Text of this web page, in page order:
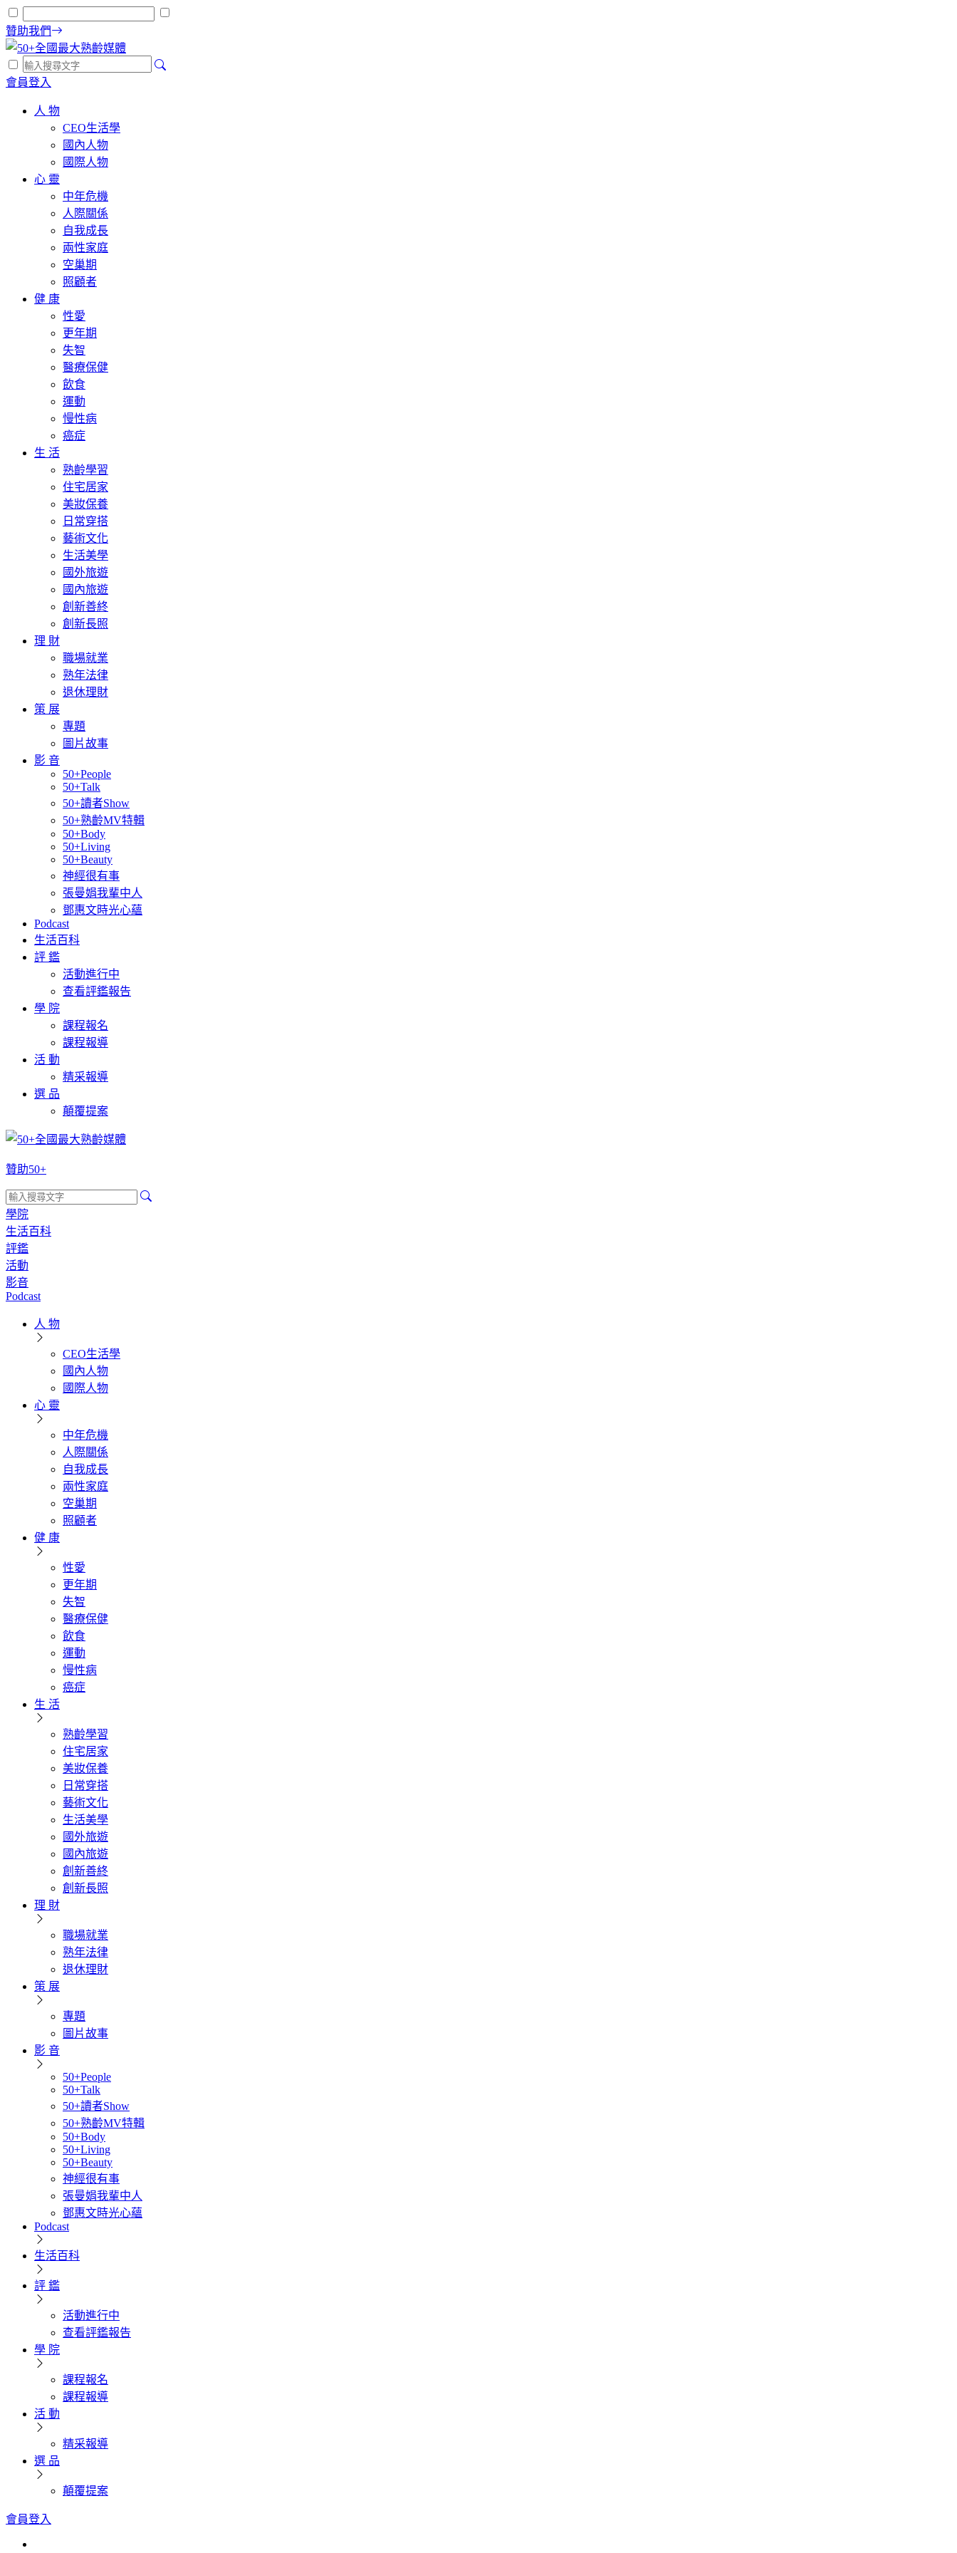
贊助我們
會員登入
人 物
CEO生活學
國內人物
國際人物
心 靈
中年危機
人際關係
自我成長
兩性家庭
空巢期
照顧者
健 康
性愛
更年期
失智
醫療保健
飲食
運動
慢性病
癌症
生 活
熟齡學習
住宅居家
美妝保養
日常穿搭
藝術文化
生活美學
國外旅遊
國內旅遊
創新善終
創新長照
理 財
職場就業
熟年法律
退休理財
策 展
專題
圖片故事
影 音
50+People
50+Talk
50+讀者Show
50+熟齡MV特輯
50+Body
50+Living
50+Beauty
神經很有事
張曼娟我輩中人
鄧惠文時光心蘊
Podcast
生活百科
評 鑑
活動進行中
查看評鑑報告
學 院
課程報名
課程報導
活 動
精采報導
選 品
顛覆提案
贊助50+
學院
生活百科
評鑑
活動
影音
Podcast
人 物
CEO生活學
國內人物
國際人物
心 靈
中年危機
人際關係
自我成長
兩性家庭
空巢期
照顧者
健 康
性愛
更年期
失智
醫療保健
飲食
運動
慢性病
癌症
生 活
熟齡學習
住宅居家
美妝保養
日常穿搭
藝術文化
生活美學
國外旅遊
國內旅遊
創新善終
創新長照
理 財
職場就業
熟年法律
退休理財
策 展
專題
圖片故事
影 音
50+People
50+Talk
50+讀者Show
50+熟齡MV特輯
50+Body
50+Living
50+Beauty
神經很有事
張曼娟我輩中人
鄧惠文時光心蘊
Podcast
生活百科
評 鑑
活動進行中
查看評鑑報告
學 院
課程報名
課程報導
活 動
精采報導
選 品
顛覆提案
會員登入